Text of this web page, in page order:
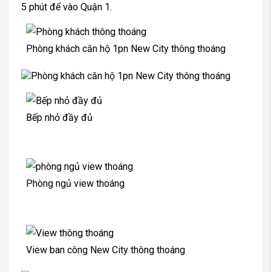
5 phút để vào Quận 1.
Phòng khách căn hộ 1pn New City thông thoáng
Bếp nhỏ đầy đủ
Phòng ngủ view thoáng
View ban công New City thông thoáng